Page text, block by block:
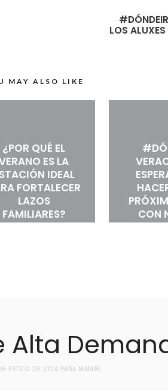
LOS
MAY ALSO LIKE
¿POR QUÉ EL
ES LA
IDEAL
FORTALECER
LAZOS
FAMILIARES?
CON
ESTILO DE VIDA PARA MAMÁS